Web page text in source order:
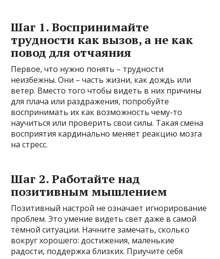
Шаг 1. Воспринимайте
трудности как вызов, а не как
повод для отчаяния
Первое, что нужно понять – трудности
неизбежны. Они – часть жизни, как дождь или
ветер. Вместо того чтобы видеть в них причины
для плача или раздражения, попробуйте
воспринимать их как возможность чему-то
научиться или проверить свои силы. Такая смена
восприятия кардинально меняет реакцию мозга
на стресс.
Шаг 2. Работайте над
позитивным мышлением
Позитивный настрой не означает игнорирование
проблем. Это умение видеть свет даже в самой
тёмной ситуации. Начните замечать, сколько
вокруг хорошего: достижения, маленькие
радости, поддержка близких. Приучите себя